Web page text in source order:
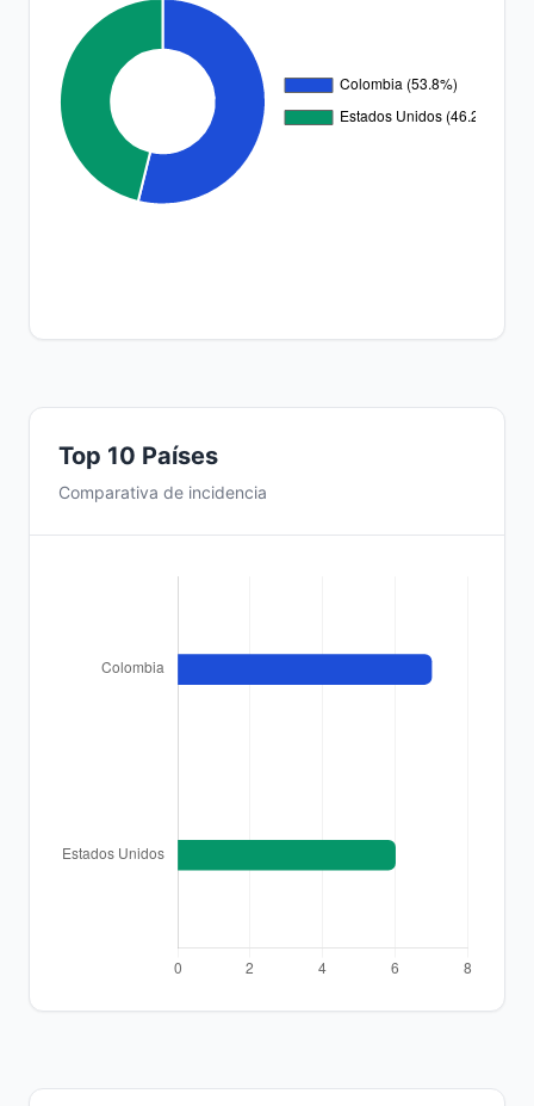
Top 10 Países
Comparativa de incidencia